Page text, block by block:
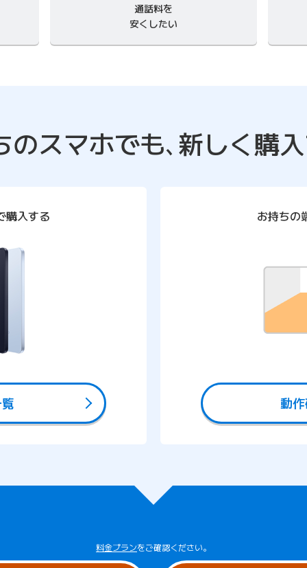
通話料を
安くしたい
のスマホでも､新しく購
購入する お持ちの
動
料金プランをご確認ください。